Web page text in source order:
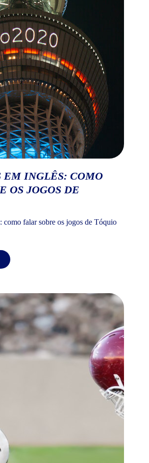
INGLÊS: COMO
OS JOGOS DE
como falar sobre os jogos de Tóquio